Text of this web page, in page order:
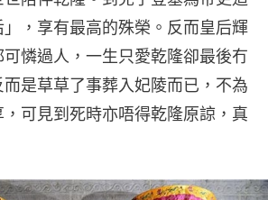
，享有最高的殊榮。反而皇后輝
憐過人，一生只愛乾隆卻最後冇
是草草了事葬入妃陵而已，不為
可見到死時亦唔得乾隆原諒，真